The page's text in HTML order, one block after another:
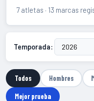
7 atletas · 13 marcas
Temporada:
Todos Hombres
Mejor prueba